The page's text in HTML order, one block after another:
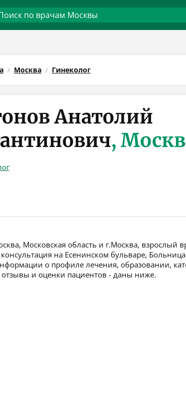
Москва Гинеколог
Анатолий
,
Московская область и г.Москва, взрослый
на Есенинском бульваре,
о профиле лечения, образовании,
отзывы и оценки пациентов - даны ниже.